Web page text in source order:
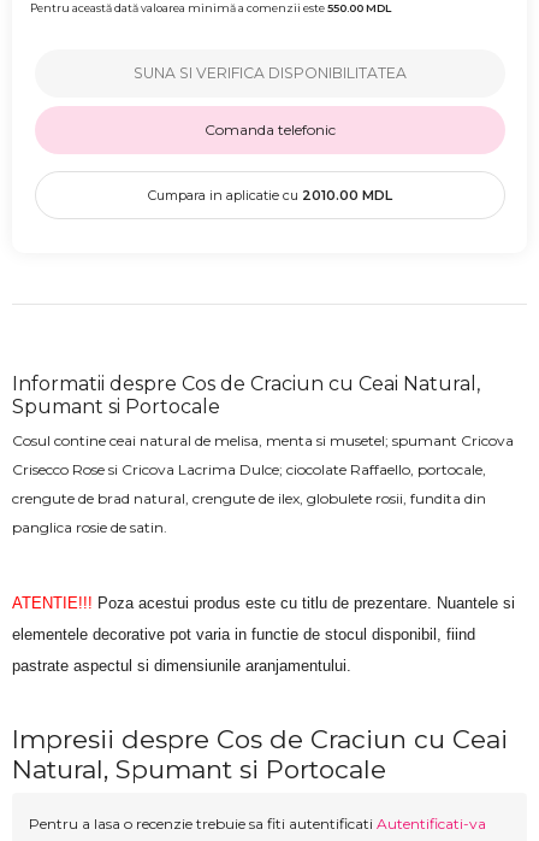
Pentru această dată valoarea minimă a comenzii este550.00MDL
SUNA SI VERIFICA DISPONIBILITATEA
Comanda telefonic
Cumpara in aplicatie cu 2010.00 MDL
Informatii despre Cos de Craciun cu Ceai Natural,
Spumant si Portocale
Cosul contine ceai natural de melisa, menta si musetel; spumant Cricova
Crisecco Rose si Cricova Lacrima Dulce; ciocolate Raffaello, portocale,
crengute de brad natural, crengute de ilex, globulete rosii, fundita din
panglica rosie de satin.
ATENTIE!!! Poza acestui produs este cu titlu de prezentare. Nuantele si
elementele decorative pot varia in functie de stocul disponibil, fiind
pastrate aspectul si dimensiunile aranjamentului.
Impresii despre Cos de Craciun cu Ceai
Natural, Spumant si Portocale
Pentru a lasa o recenzie trebuie sa fiti autentificati Autentificati-va